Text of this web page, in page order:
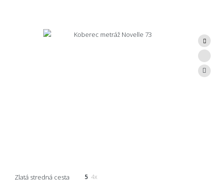
Zlatá stredná cesta 5 4x